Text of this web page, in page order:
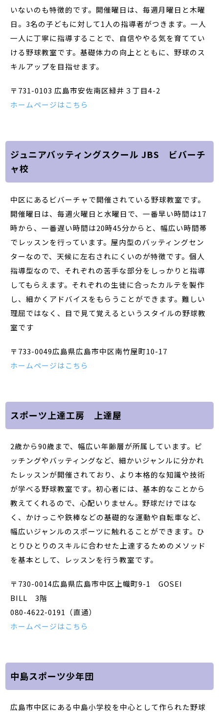
いないのも特徴的です。開催曜日は、毎週月曜日と木曜
日。3名の子どもに対して1人の指導者がつきます。一人
一人に丁寧に指導することで、自信ややる気を育ててい
ける野球教室です。基礎体力の向上とともに、野球のス
キルアップを目指せます。
〒731-0103 広島市安佐南区緑井３丁目4-2
ホームページはこちら
ジュニアバッティングスクール JBS ビバーチ
ャ校
中区にあるビバーチャで開催されている野球教室です。
開催曜日は、毎週火曜日と水曜日で、一番早い時間は17
時から、一番遅い時間は20時45分からと、幅広い時間帯
でレッスンを行っています。屋内型のバッティングセン
ターなので、天候に左右されにくいのが特徴です。個人
指導型なので、それぞれの苦手な部分をしっかりと指導
してもらえます。それぞれの生徒に合ったカルテを製作
し、細かくアドバイスをもらうことができます。難しい
理屈ではなく、目で見て覚えるというスタイルの野球教
室です
〒733-0049広島県広島市中区南竹屋町10-17
ホームページはこちら
スポーツ上達工房 上達屋
2歳から90歳まで、幅広い年齢層が所属しています。ピ
ッチングやバッティングなど、細かいジャンルに分かれ
たレッスンが開催されており、より本格的な知識や技術
が学べる野球教室です。初心者には、基本的なことから
教えてくれるので、心配いりません。野球だけではな
く、かけっこや鉄棒などの基礎的な運動や自転車など、
幅広いジャンルのスポーツに触れることができます。ひ
とりひとりのスキルに合わせた上達するためのメソッド
を基本として、レッスンを行う教室です。
〒730-0014広島県広島市中区上幟町9-1 GOSEI
BILL 3階
080-4622-0191（直通）
ホームページはこちら
中島スポーツ少年団
広島市中区にある中島小学校を中心として作られた野球